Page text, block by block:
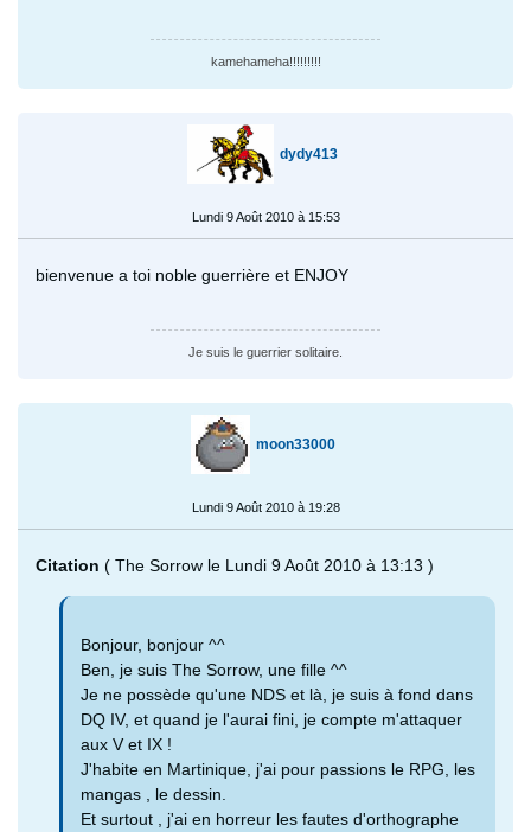
kamehameha!!!!!!!!!
dydy413
Lundi 9 Août 2010 à 15:53
bienvenue a toi noble guerrière et ENJOY
Je suis le guerrier solitaire.
moon33000
Lundi 9 Août 2010 à 19:28
Citation ( The Sorrow le Lundi 9 Août 2010 à 13:13 )
Bonjour, bonjour ^^
Ben, je suis The Sorrow, une fille ^^
Je ne possède qu'une NDS et là, je suis à fond dans
DQ IV, et quand je l'aurai fini, je compte m'attaquer
aux V et IX !
J'habite en Martinique, j'ai pour passions le RPG, les
mangas , le dessin.
Et surtout , j'ai en horreur les fautes d'orthographe